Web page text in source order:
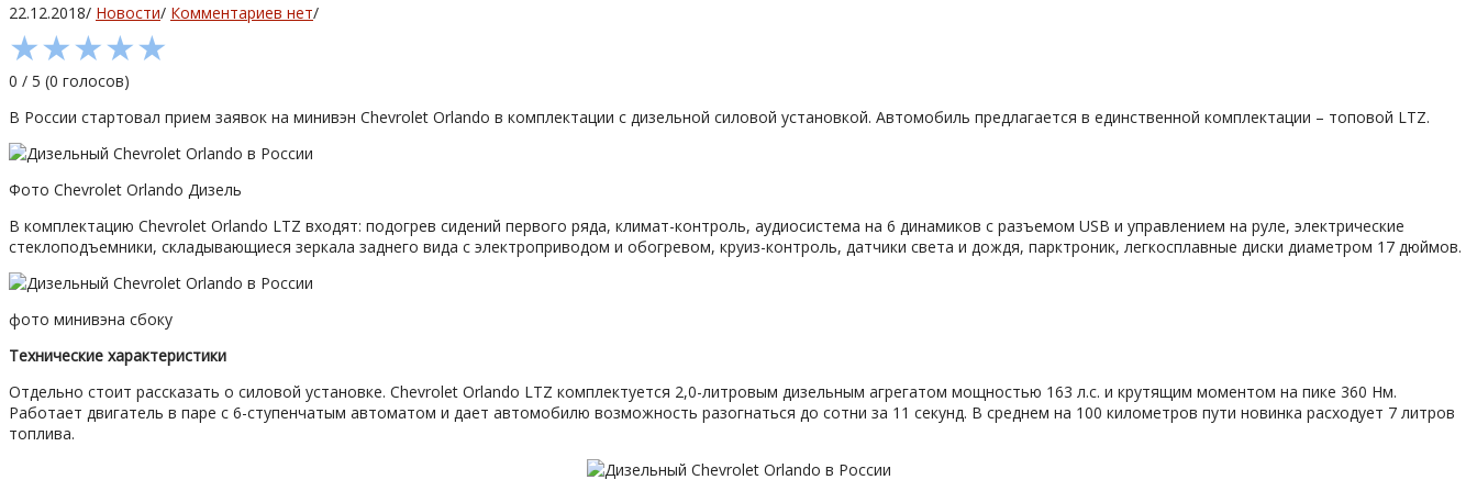
22.12.2018/ Новости/ Комментариев нет/
★★★★★
0 / 5 (0 голосов)
В России стартовал прием заявок на минивэн Chevrolet Orlando в комплектации с дизельной силовой установкой. Автомобиль предлагается в единственной комплектации – топовой LTZ.
Фото Chevrolet Orlando Дизель
В комплектацию Chevrolet Orlando LTZ входят: подогрев сидений первого ряда, климат-контроль, аудиосистема на 6 динамиков с разъемом USB и управлением на руле, электрические
стеклоподъемники, складывающиеся зеркала заднего вида с электроприводом и обогревом, круиз-контроль, датчики света и дождя, парктроник, легкосплавные диски диаметром 17 дюймов.
фото минивэна сбоку
Технические характеристики
Отдельно стоит рассказать о силовой установке. Chevrolet Orlando LTZ комплектуется 2,0-литровым дизельным агрегатом мощностью 163 л.с. и крутящим моментом на пике 360 Нм.
Работает двигатель в паре с 6-ступенчатым автоматом и дает автомобилю возможность разогнаться до сотни за 11 секунд. В среднем на 100 километров пути новинка расходует 7 литров
топлива.